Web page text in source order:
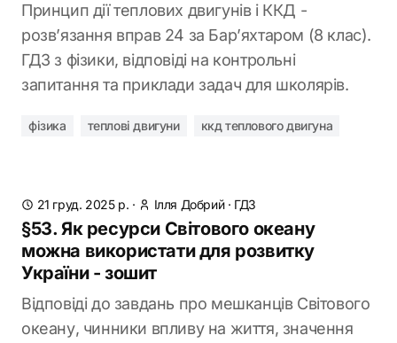
Принцип дії теплових двигунів і ККД -
розв’язання вправ 24 за Бар’яхтаром (8 клас).
ГДЗ з фізики, відповіді на контрольні
запитання та приклади задач для школярів.
фізика теплові двигуни ккд теплового двигуна
21 груд. 2025 р. · Ілля Добрий· ГДЗ
§53. Як ресурси Світового океану
можна використати для розвитку
України - зошит
Відповіді до завдань про мешканців Світового
океану, чинники впливу на життя, значення